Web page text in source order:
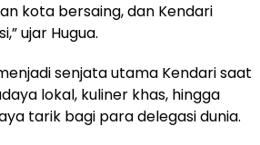
kota bersaing, dan Kendari
ujar Hugua.
senjata utama Kendari saat
lokal, kuliner khas, hingga
tarik bagi para delegasi dunia.